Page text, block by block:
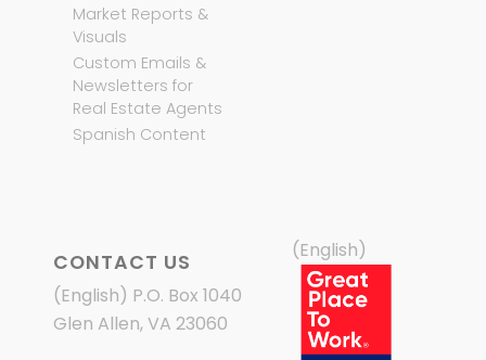
Market Reports &
Visuals
Custom Emails &
Newsletters for
Real Estate Agents
Spanish Content
CONTACT US
(English) P.O. Box 1040
Glen Allen, VA 23060
(English)